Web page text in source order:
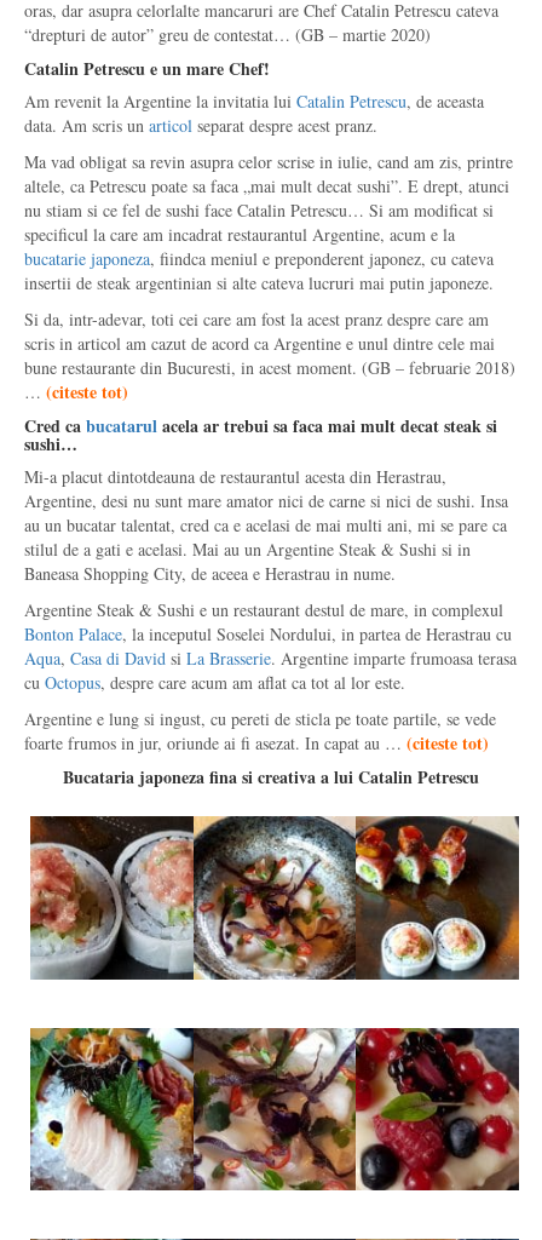
oras, dar asupra celorlalte mancaruri are Chef Catalin Petrescu cateva
“drepturi de autor” greu de contestat… (GB – martie 2020)
Catalin Petrescu e un mare Chef!
Am revenit la Argentine la invitatia lui Catalin Petrescu, de aceasta
data. Am scris un articol separat despre acest pranz.
Ma vad obligat sa revin asupra celor scrise in iulie, cand am zis, printre
altele, ca Petrescu poate sa faca „mai mult decat sushi”. E drept, atunci
nu stiam si ce fel de sushi face Catalin Petrescu… Si am modificat si
specificul la care am incadrat restaurantul Argentine, acum e la
bucatarie japoneza, fiindca meniul e preponderent japonez, cu cateva
insertii de steak argentinian si alte cateva lucruri mai putin japoneze.
Si da, intr-adevar, toti cei care am fost la acest pranz despre care am
scris in articol am cazut de acord ca Argentine e unul dintre cele mai
bune restaurante din Bucuresti, in acest moment. (GB – februarie 2018)
… (citeste tot)
Cred cabucatarulacela ar trebui sa faca mai mult decat steak si
sushi…
Mi-a placut dintotdeauna de restaurantul acesta din Herastrau,
Argentine, desi nu sunt mare amator nici de carne si nici de sushi. Insa
au un bucatar talentat, cred ca e acelasi de mai multi ani, mi se pare ca
stilul de a gati e acelasi. Mai au un Argentine Steak & Sushi si in
Baneasa Shopping City, de aceea e Herastrau in nume.
Argentine Steak & Sushi e un restaurant destul de mare, in complexul
Bonton Palace, la inceputul Soselei Nordului, in partea de Herastrau cu
Aqua, Casa di David si La Brasserie. Argentine imparte frumoasa terasa
cu Octopus, despre care acum am aflat ca tot al lor este.
Argentine e lung si ingust, cu pereti de sticla pe toate partile, se vede
foarte frumos in jur, oriunde ai fi asezat. In capat au … (citeste tot)
Bucataria japoneza fina si creativa a lui Catalin Petrescu